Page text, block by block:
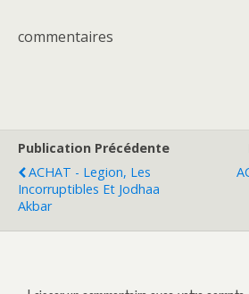
commentaires
Publication Précédente
ACHAT - Legion, Les
Incorruptibles Et Jodhaa
Akbar